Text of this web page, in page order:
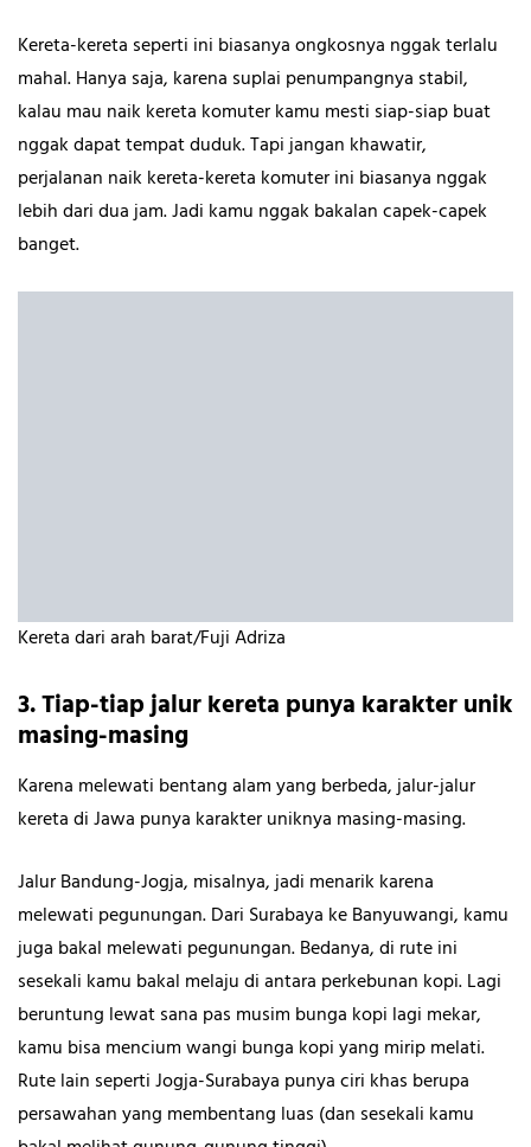
Kereta-kereta seperti ini biasanya ongkosnya nggak terlalu
mahal. Hanya saja, karena suplai penumpangnya stabil,
kalau mau naik kereta komuter kamu mesti siap-siap buat
nggak dapat tempat duduk. Tapi jangan khawatir,
perjalanan naik kereta-kereta komuter ini biasanya nggak
lebih dari dua jam. Jadi kamu nggak bakalan capek-capek
banget.
Kereta dari arah barat/Fuji Adriza
3. Tiap-tiap jalur kereta punya karakter unik
masing-masing
Karena melewati bentang alam yang berbeda, jalur-jalur
kereta di Jawa punya karakter uniknya masing-masing.
Jalur Bandung-Jogja, misalnya, jadi menarik karena
melewati pegunungan. Dari Surabaya ke Banyuwangi, kamu
juga bakal melewati pegunungan. Bedanya, di rute ini
sesekali kamu bakal melaju di antara perkebunan kopi. Lagi
beruntung lewat sana pas musim bunga kopi lagi mekar,
kamu bisa mencium wangi bunga kopi yang mirip melati.
Rute lain seperti Jogja-Surabaya punya ciri khas berupa
persawahan yang membentang luas (dan sesekali kamu